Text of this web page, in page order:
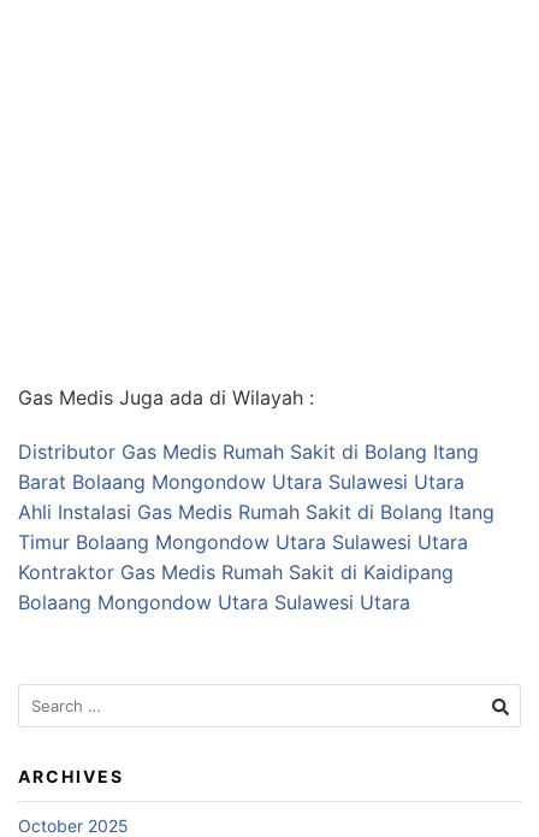
Gas Medis Juga ada di Wilayah :
Distributor Gas Medis Rumah Sakit di Bolang Itang
Barat Bolaang Mongondow Utara Sulawesi Utara
Ahli Instalasi Gas Medis Rumah Sakit di Bolang Itang
Timur Bolaang Mongondow Utara Sulawesi Utara
Kontraktor Gas Medis Rumah Sakit di Kaidipang
Bolaang Mongondow Utara Sulawesi Utara
Search
for:
ARCHIVES
October 2025